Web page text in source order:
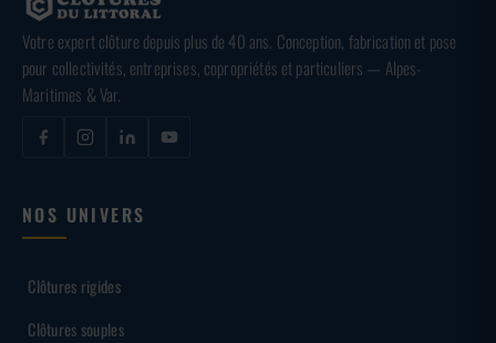
Votre expert clôture depuis plus de 40 ans. Conception, fabrication et pose
pour collectivités, entreprises, copropriétés et particuliers — Alpes-
Maritimes & Var.
NOS UNIVERS
Clôtures rigides
Clôtures souples